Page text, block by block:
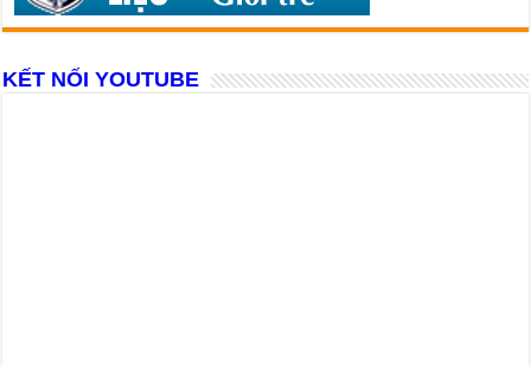
KẾT NỐI YOUTUBE